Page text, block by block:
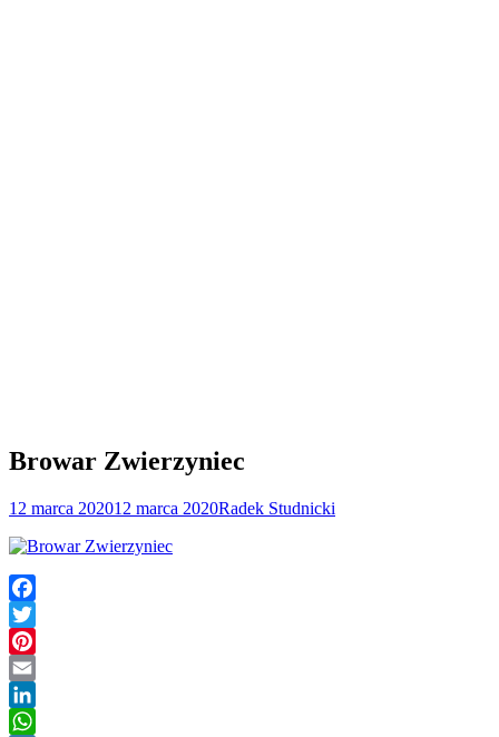
Browar Zwierzyniec
12 marca 202012 marca 2020Radek Studnicki
Facebook
Twitter
Pinterest
Email
LinkedIn